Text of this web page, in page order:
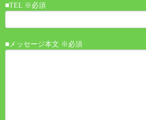
■TEL ※必須
■メッセージ本文 ※必須